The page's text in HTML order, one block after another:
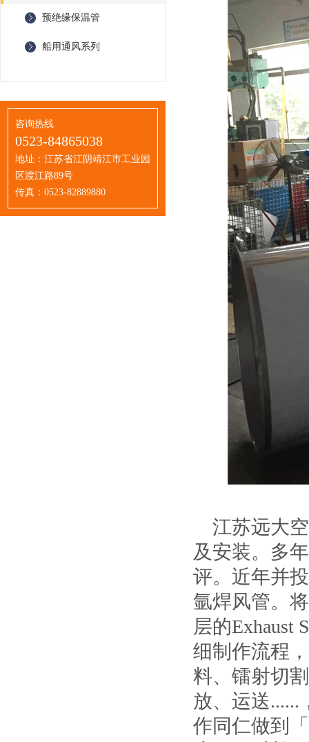
预绝缘保温管
船用通风系列
咨询热线
0523-84865038
地址：江苏省江阴靖江市工业园
区渡江路89号
传真：0523-82889880
江苏远大
及安装。多
评。近年并
氩焊风管。
层的Exhaust
细制作流程
料、镭射切
放、运送......
作同仁做到